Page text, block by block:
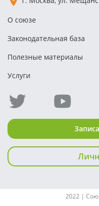
О союзе
Законодательная база
Полезные материалы
Услуги
2022 |